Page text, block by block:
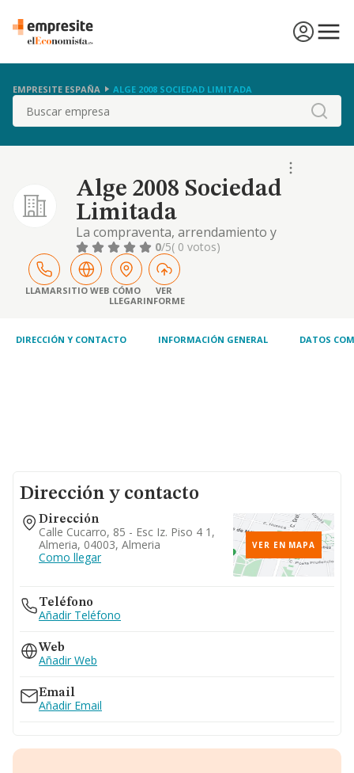
EMPRESITE ESPAÑA ALGE 2008 SOCIEDAD LIMITADA
Buscar
Alge 2008 Sociedad
Limitada
La compraventa, arrendamiento y
aprovechamiento en cualquier forma de
fincas rústicas y urbanas, como viviendas,
apartamentos, bungalows, garajes, solares
0/5( 0 votos)
LLAMARSITIO WEB CÓMO
LLEGAR
VER
INFORME
DIRECCIÓN Y CONTACTO INFORMACIÓN GENERAL DATOS
Dirección y contacto
Dirección
Calle Cucarro, 85 - Esc Iz. Piso 4 1,
Almeria, 04003, Almeria
Como llegar
VER EN MAPA
Teléfono
Añadir Teléfono
Web
Añadir Web
Email
Añadir Email